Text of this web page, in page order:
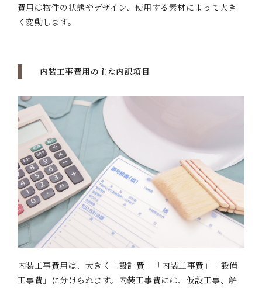
費用は物件の状態やデザイン、使用する素材によって大き
く変動します。
内装工事費用の主な内訳項目
内装工事費用は、大きく「設計費」「内装工事費」「設備
工事費」に分けられます。内装工事費には、仮設工事、解